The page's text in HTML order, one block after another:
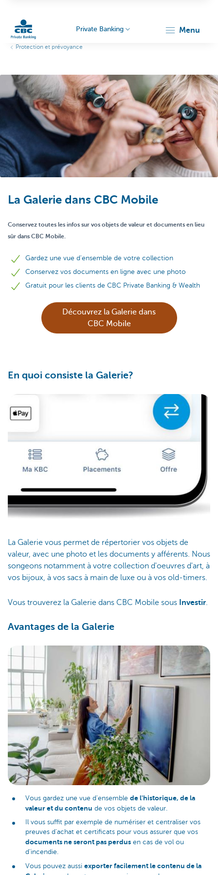
Private Banking menu
Protection et prévoyance
La Galerie dans CBC Mobile
Conservez toutes les infos sur vos objets de valeur et documents en lieu
sûr dans CBC Mobile.
Gardez une vue d'ensemble de votre collection
Conservez vos documents en ligne avec une photo
Gratuit pour les clients de CBC Private Banking & Wealth
Découvrez la Galerie dans
CBC Mobile
En quoi consiste la Galerie?
La Galerie vous permet de répertorier vos objets de
valeur, avec une photo et les documents y afférents. Nous
songeons notamment à votre collection d'oeuvres d'art, à
vos bijoux, à vos sacs à main de luxe ou à vos old-timers.
Vous trouverez la Galerie dans CBC Mobile sous Investir.
Avantages de la Galerie
Vous gardez une vue d'ensemble de l'historique, de la
valeur et du contenu de vos objets de valeur.
Il vous suffit par exemple de numériser et centraliser vos
preuves d'achat et certificats pour vous assurer que vos
documents ne seront pas perdus en cas de vol ou
d'incendie.
Vous pouvez aussi exporter facilement le contenu de la